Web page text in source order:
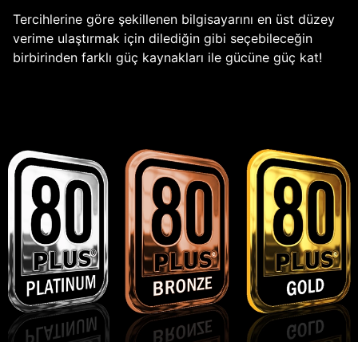
Tercihlerine göre şekillenen bilgisayarını en üst düzey
verime ulaştırmak için dilediğin gibi seçebileceğin
birbirinden farklı güç kaynakları ile gücüne güç kat!